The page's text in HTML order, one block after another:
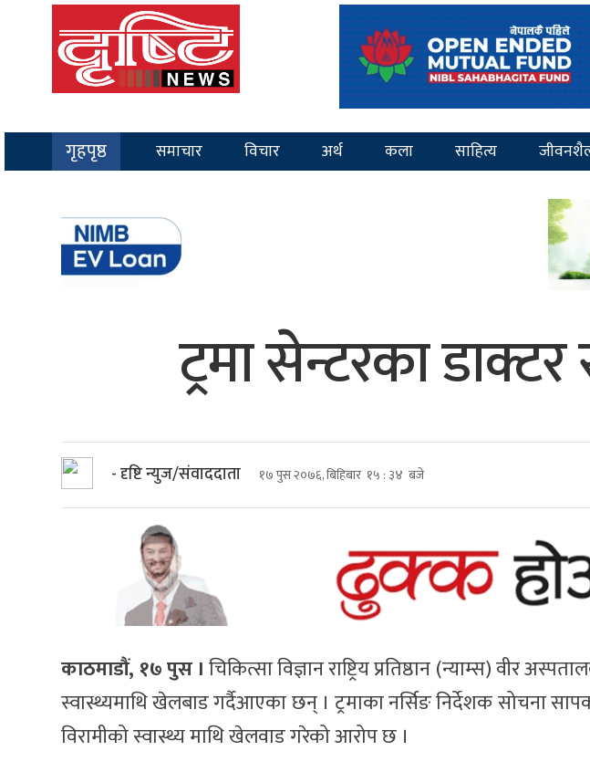
गृहपृष्ठ समाचार विचार अर्थ कला साहित्य
ट्रमा सेन्टरका
- दृष्टि न्युज/संवाददाता १७ पुस २०७६, बिहिबार १५ : ३४ बजे
काठमाडौं, १७ पुस ।चिकित्सा विज्ञान राष्ट्रिय प्रतिष्ठान (न्याम्स) वीर
स्वास्थ्यमाथि खेलबाड गर्दैआएका छन् । ट्रमाका नर्सिङ निर्देशक सोचना
विरामीको स्वास्थ्य माथि खेलवाड गरेको आरोप छ ।